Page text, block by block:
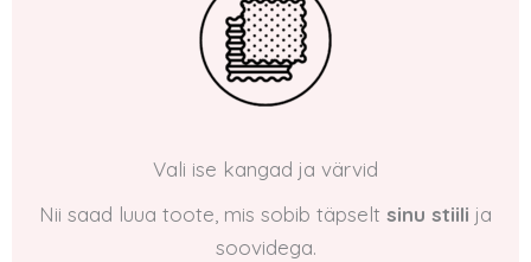
Vali ise kangad ja värvid
Nii saad luua toote, mis sobib täpselt sinu stiili ja
soovidega.